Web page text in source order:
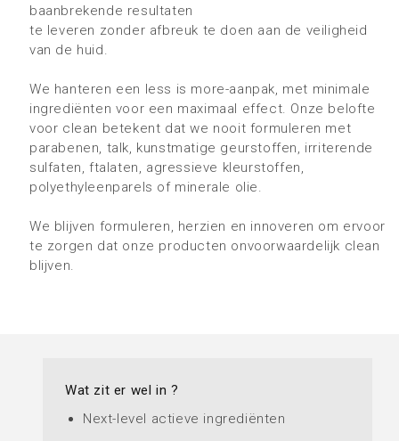
baanbrekende resultaten
te leveren zonder afbreuk te doen aan de veiligheid
van de huid.
We hanteren een less is more-aanpak, met minimale
ingrediënten voor een maximaal effect. Onze belofte
voor clean betekent dat we nooit formuleren met
parabenen, talk, kunstmatige geurstoffen, irriterende
sulfaten, ftalaten, agressieve kleurstoffen,
polyethyleenparels of minerale olie.
We blijven formuleren, herzien en innoveren om ervoor
te zorgen dat onze producten onvoorwaardelijk clean
blijven.
Wat zit er wel in ?
Next-level actieve ingrediënten